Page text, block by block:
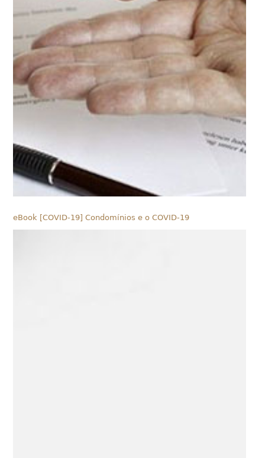
eBook [COVID-19] Condomínios e o COVID-19